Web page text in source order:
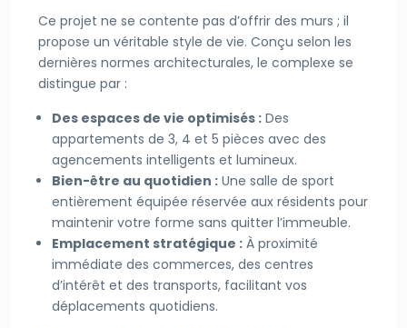
Ce projet ne se contente pas d’offrir des murs ; il
propose un véritable style de vie. Conçu selon les
dernières normes architecturales, le complexe se
distingue par :
Des espaces de vie optimisés : Des
appartements de 3, 4 et 5 pièces avec des
agencements intelligents et lumineux.
Bien-être au quotidien : Une salle de sport
entièrement équipée réservée aux résidents pour
maintenir votre forme sans quitter l’immeuble.
Emplacement stratégique : À proximité
immédiate des commerces, des centres
d’intérêt et des transports, facilitant vos
déplacements quotidiens.